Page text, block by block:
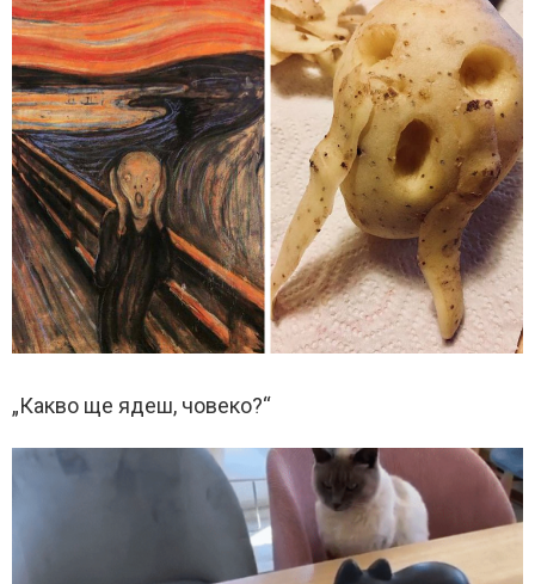
„Какво ще ядеш, човеко?“